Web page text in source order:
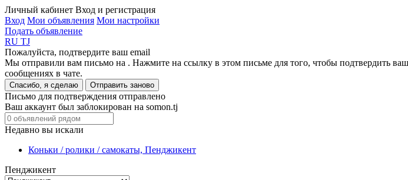
Личный кабинет Вход и регистрация
Вход Мои объявления Мои настройки
Подать объявление
RU TJ
Пожалуйста, подтвердите ваш email
Мы отправили вам письмо на . Нажмите на ссылку в этом письме для того, чтобы подтвердить
сообщениях в чате.
Спасибо, я сделаю Отправить заново
Письмо для подтверждения отправлено
Ваш аккаунт был заблокирован на somon.tj
Недавно вы искали
Коньки / ролики / самокаты, Пенджикент
Пенджикент